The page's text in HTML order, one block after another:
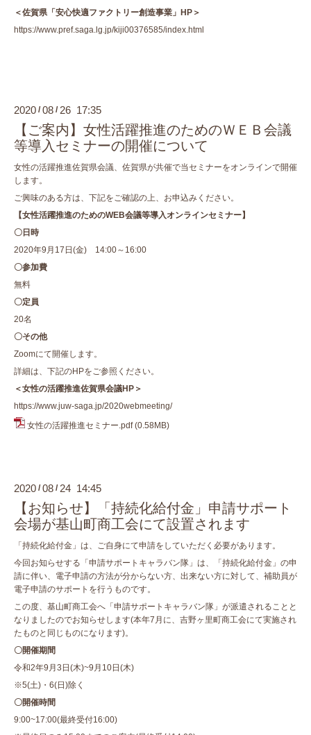
＜佐賀県「安心快適ファクトリー創造事業」HP＞
https://www.pref.saga.lg.jp/kiji00376585/index.html
2020 /08 / 26 17:35
【ご案内】女性活躍推進のためのＷＥＢ会議
等導入セミナーの開催について
女性の活躍推進佐賀県会議、佐賀県が共催で当セミナーをオンラインで開催
します。
ご興味のある方は、下記をご確認の上、お申込みください。
【女性活躍推進のためのWEB会議等導入オンラインセミナー】
〇日時
2020年9月17日(金) 14:00～16:00
〇参加費
無料
〇定員
20名
〇その他
Zoomにて開催します。
詳細は、下記のHPをご参照ください。
＜女性の活躍推進佐賀県会議HP＞
https://www.juw-saga.jp/2020webmeeting/
女性の活躍推進セミナー.pdf (0.58MB)
2020 /08 / 24 14:45
【お知らせ】「持続化給付金」申請サポート
会場が基山町商工会にて設置されます
「持続化給付金」は、ご自身にて申請をしていただく必要があります。
今回お知らせする「申請サポートキャラバン隊」は、「持続化給付金」の申
請に伴い、電子申請の方法が分からない方、出来ない方に対して、補助員が
電子申請のサポートを行うものです。
この度、基山町商工会へ「申請サポートキャラバン隊」が派遣されることと
なりましたのでお知らせします(本年7月に、吉野ヶ里町商工会にて実施され
たものと同じものになります)。
〇開催期間
令和2年9月3日(木)~9月10日(木)
※5(土)・6(日)除く
〇開催時間
9:00~17:00(最終受付16:00)